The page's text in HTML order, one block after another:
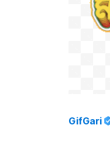
GifGari